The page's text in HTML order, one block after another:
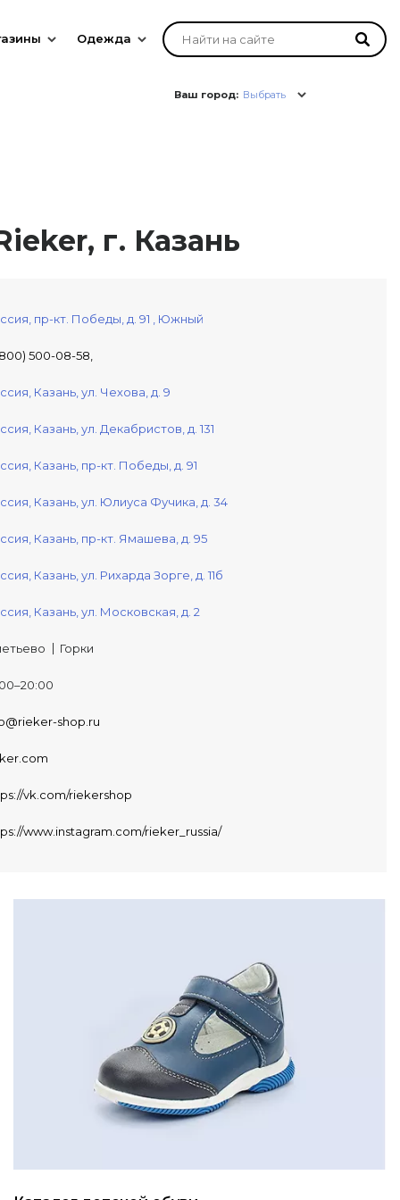
Одежда
Ваш город: Выбрать
г. Казань
пр-кт. Победы, д. 91 , Южный
500-08-58,
Казань, ул. Чехова, д. 9
Казань, ул. Декабристов, д. 131
Казань, пр-кт. Победы, д. 91
Казань, ул. Юлиуса Фучика, д. 34
Казань, пр-кт. Ямашева, д. 95
Казань, ул. Рихарда Зорге, д. 11б
Казань, ул. Московская, д. 2
Горки
shop.ru
vk.com/riekershop
www.instagram.com/rieker_russia/